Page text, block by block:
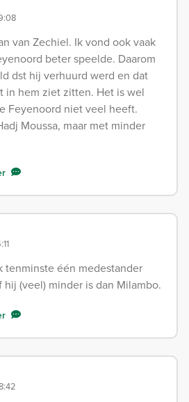
van Zechiel. Ik vond ook vaak
beter speelde. Daarom
dst hij verhuurd werd en dat
in hem ziet zitten. Het is wel
Feyenoord niet veel heeft.
Moussa, maar met minder
tenminste één medestander
(veel) minder is dan Milambo.